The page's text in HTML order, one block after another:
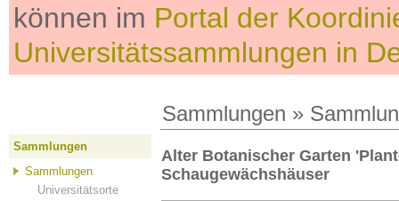
können im Portal der
Universitätssammlungen in
Sammlungen »
Sammlungen
Sammlungen
Universitätsorte
Alter Botanischer Garten
Schaugewächshäuser